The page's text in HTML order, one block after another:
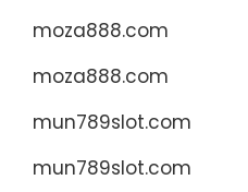
moza888.com
moza888.com
mun789slot.com
mun789slot.com